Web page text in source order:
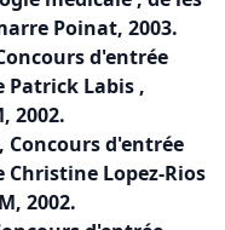
Poinat, 2003.
d'entrée
Patrick Labis ,
2002.
Concours d'entrée
Lopez-Rios
2002.